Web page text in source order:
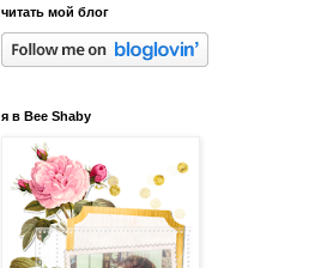
читать мой блог
я в Bee Shaby